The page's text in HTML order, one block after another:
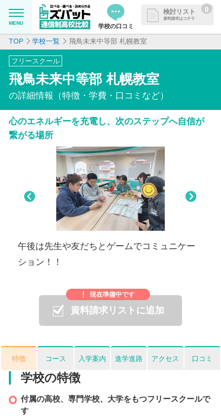
MENU 学校の口コミ
検討リスト
資料請求はコチラ
0
資料請求リストに追加しました
めて資料請求できます
MENU
学校を探したい
通信制高校について知りたい
はじめての方へ
よくある質問
掲載を希望される学校様へ
TOP 学校一覧 飛鳥未来中等部 札幌教室
フリースクール
飛鳥未来中等部 札幌教室
の詳細情報（特徴・学費・口コミなど）
心のエネルギーを充電し、次のステップへ自信が
繋がる場所
午後は先生や友だちとゲームでコミュニケー
ション！！
現在準備中です
資料請求リストに追加
特徴 コース 入学案内 進学進路 アクセス 口コミ
学校の特徴
付属の高校、専門学校、大学をもつフリースクールで
す